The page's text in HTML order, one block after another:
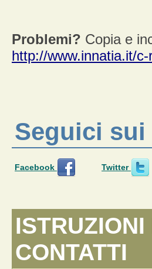
Problemi? Copia e
http://www.innatia.it/
Seguici
Facebook Twitter
CONTATTI